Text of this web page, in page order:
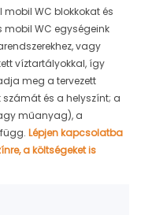
mobil WC blokkokat és
WC egységeink
vagy
víztartályokkal, így
meg a tervezett
és a helyszínt; a
műanyag), a
Lépjen kapcsolatba
a költségeket is